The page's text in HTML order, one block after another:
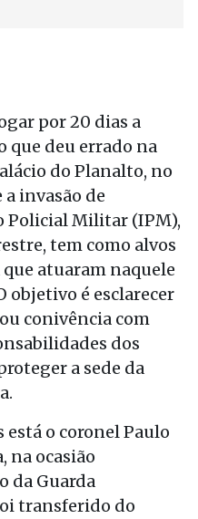
por 20 dias a
que deu errado na
do Planalto, no
invasão de
Policial Militar (IPM),
tem como alvos
atuaram naquele
objetivo é esclarecer
conivência com
dos
a sede da
o coronel Paulo
na ocasião
da Guarda
transferido do